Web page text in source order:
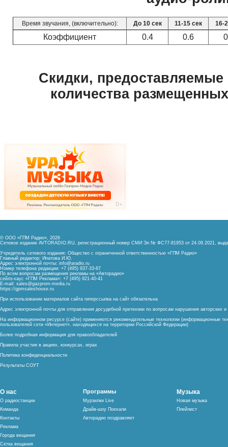
© ООО «ГПМ Радио», 2026
Сетевое издание AVTORADIO.RU, регистрационный номер СМИ Эл № ФС77-81953 от 24.09.2021,
Учредитель сетевого издания: Общество с ограниченной ответственностью «ГПМ Радио»
Главный редактор: Ипатова И.Ю.
Адрес электронной почты: info@aradio.ru
Номер телефона редакции: +7 (495) 937-33-67
По всем вопросам размещения рекламы на «Авторадио»
сейлз-хаус «ГПМ Реклама»: +7 (495) 921-40-41
E-mail: sales@gazprom-media.ru
https://gpmsaleshouse.ru
При использовании материалов сайта гиперссылка на сайт обязательна
Адрес электронной почты для отправления досудебной претензии по вопросам нарушения авторских
На информационном ресурсе (сайте) применяются рекомендательные технологии (информационные
пользователей сети «Интернет», находящихся на территории Российской Федерации)
Более подробная информация для правообладателей
Правила участия в акциях, конкурсах, играх
Политика конфиденциальности
Результаты СОУТ
О нас
О радиостанции
Команда
Контакты
Реклама
Города вещания
Сетка вещания
Программы
Мурзилки Live
Драйв-шоу Поехали
Авторадио поздравляет
Музыка
Новая музыка
Плейлист